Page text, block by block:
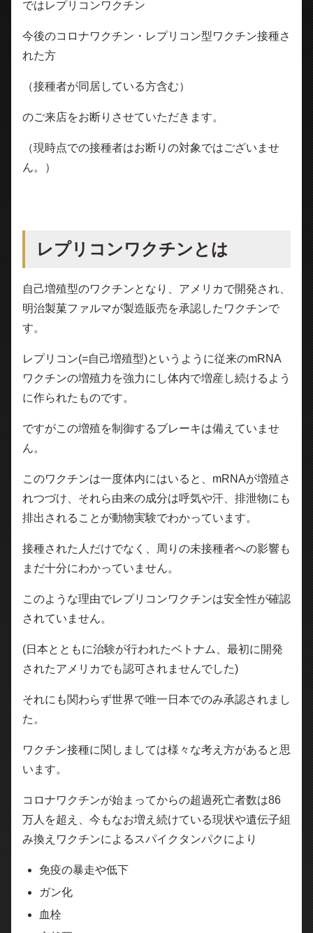
ではレプリコンワクチン
今後のコロナワクチン・レプリコン型ワクチン接種さ
れた方
（接種者が同居している方含む）
のご来店をお断りさせていただきます。
（現時点での接種者はお断りの対象ではございませ
ん。）
レプリコンワクチンとは
自己増殖型のワクチンとなり、アメリカで開発され、
明治製菓ファルマが製造販売を承認したワクチンで
す。
レプリコン(=自己増殖型)というように従来のmRNA
ワクチンの増殖力を強力にし体内で増産し続けるよう
に作られたものです。
ですがこの増殖を制御するブレーキは備えていませ
ん。
このワクチンは一度体内にはいると、mRNAが増殖さ
れつづけ、それら由来の成分は呼気や汗、排泄物にも
排出されることが動物実験でわかっています。
接種された人だけでなく、周りの未接種者への影響も
まだ十分にわかっていません。
このような理由でレプリコンワクチンは安全性が確認
されていません。
(日本とともに治験が行われたベトナム、最初に開発
されたアメリカでも認可されませんでした)
それにも関わらず世界で唯一日本でのみ承認されまし
た。
ワクチン接種に関しましては様々な考え方があると思
います。
コロナワクチンが始まってからの超過死亡者数は86
万人を超え、今もなお増え続けている現状や遺伝子組
み換えワクチンによるスパイクタンパクにより
免疫の暴走や低下
ガン化
血栓